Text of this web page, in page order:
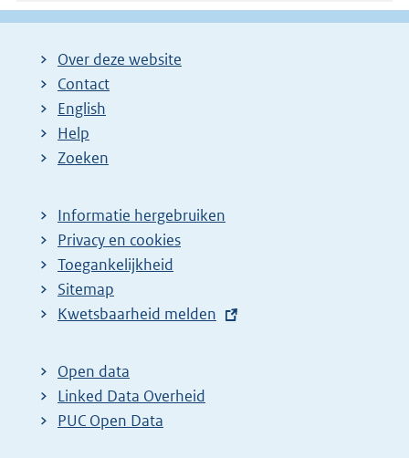
k
Over deze website
Contact
English
Help
Zoeken
Informatie hergebruiken
Privacy en cookies
Toegankelijkheid
Sitemap
E
t
e
r
Kwetsbaarheid melden
Open data
Linked Data Overheid
PUC Open Data